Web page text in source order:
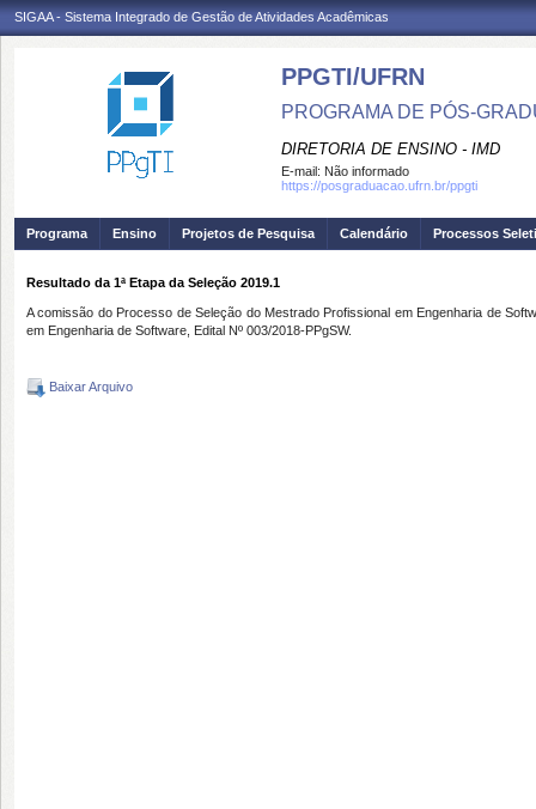
SIGAA - Sistema Integrado de Gestão de Atividades Acadêmicas
PPGTI/UFRN
PROGRAMA DE PÓS-
DIRETORIA DE ENSINO - IMD
E-mail: Não informado
https://posgraduacao.ufrn.br/ppgti
Programa Ensino Projetos de Pesquisa Calendário Processos
Resultado da 1ª Etapa da Seleção 2019.1
A comissão do Processo de Seleção do Mestrado Profissional em Engenharia de
em Engenharia de Software, Edital Nº 003/2018-PPgSW.
Baixar Arquivo